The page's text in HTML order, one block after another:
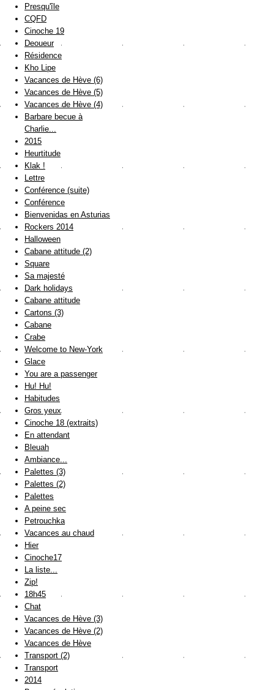
Presqu'île
CQFD
Cinoche 19
Deoueur
Résidence
Kho Lipe
Vacances de Hève (6)
Vacances de Hève (5)
Vacances de Hève (4)
Barbare becue à
Charlie...
2015
Heurtitude
Klak !
Lettre
Conférence (suite)
Conférence
Bienvenidas en Asturias
Rockers 2014
Halloween
Cabane attitude (2)
Square
Sa majesté
Dark holidays
Cabane attitude
Cartons (3)
Cabane
Crabe
Welcome to New-York
Glace
You are a passenger
Hu! Hu!
Habitudes
Gros yeux
Cinoche 18 (extraits)
En attendant
Bleuah
Ambiance...
Palettes (3)
Palettes (2)
Palettes
A peine sec
Petrouchka
Vacances au chaud
Hier
Cinoche17
La liste...
Zip!
18h45
Chat
Vacances de Hève (3)
Vacances de Hève (2)
Vacances de Hève
Transport (2)
Transport
2014